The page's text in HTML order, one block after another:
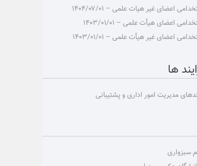
اعضای غیر هیات علمی – ۱۴۰۴/۰۷/۰۱
اعضای هیأت علمی – ۱۴۰۳/۰۱/۰۱
اعضای غیر هیأت علمی – ۱۴۰۳/۰۱/۰۱
ها
مدیریت امور اداری و پشتیبانی
سبزواری